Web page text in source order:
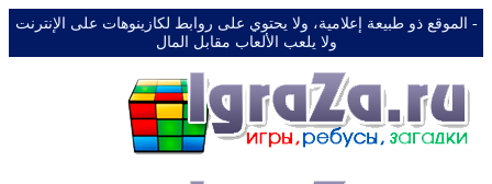
-️ الموقع ذو طبيعة إعلامية، ولا يحتوي على روابط لكازينوهات على الإنترنت
ولا يلعب الألعاب مقابل المال